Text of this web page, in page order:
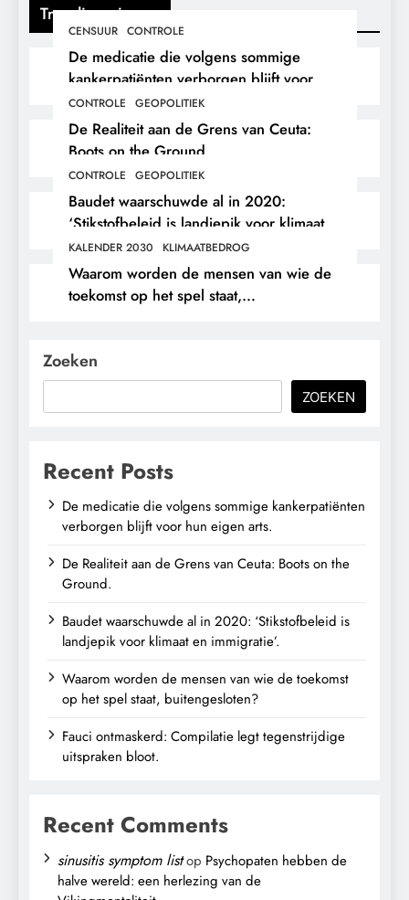
Trending nieuws
CENSUUR CONTROLE
De medicatie die volgens sommige
kankerpatiënten verborgen blijft voor
hun eigen arts.
CONTROLE GEOPOLITIEK
De Realiteit aan de Grens van Ceuta:
Boots on the Ground.
CONTROLE GEOPOLITIEK
Baudet waarschuwde al in 2020:
‘Stikstofbeleid is landjepik voor klimaat
en immigratie’.
KALENDER 2030 KLIMAATBEDROG
Waarom worden de mensen van wie de
toekomst op het spel staat,
Zoeken
ZOEKEN
Recent Posts
De medicatie die volgens sommige kankerpatiënten
verborgen blijft voor hun eigen arts.
De Realiteit aan de Grens van Ceuta: Boots on the
Ground.
Baudet waarschuwde al in 2020: ‘Stikstofbeleid is
landjepik voor klimaat en immigratie’.
Waarom worden de mensen van wie de toekomst
op het spel staat, buitengesloten?
Fauci ontmaskerd: Compilatie legt tegenstrijdige
uitspraken bloot.
Recent Comments
sinusitis symptom listop Psychopaten hebben de
halve wereld: een herlezing van de